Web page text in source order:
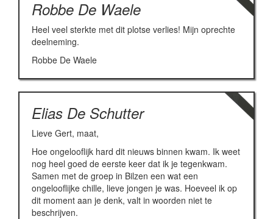
Robbe De Waele
Heel veel sterkte met dit plotse verlies! Mijn oprechte
deelneming.
Robbe De Waele
Elias De Schutter
Lieve Gert, maat,
Hoe ongelooflijk hard dit nieuws binnen kwam. Ik weet
nog heel goed de eerste keer dat ik je tegenkwam.
Samen met de groep in Bilzen een wat een
ongelooflijke chille, lieve jongen je was. Hoeveel ik op
dit moment aan je denk, valt in woorden niet te
beschrijven.